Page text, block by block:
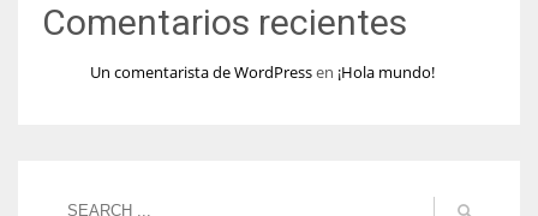
Comentarios recientes
Un comentarista de WordPressen ¡Hola mundo!